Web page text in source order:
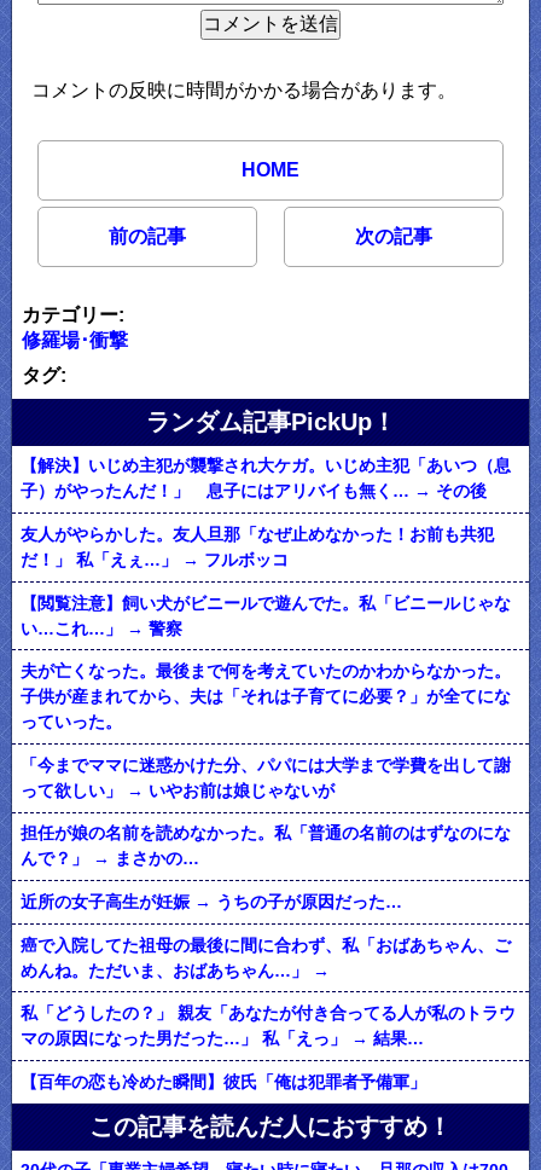
コメントの反映に時間がかかる場合があります。
HOME
前の記事 次の記事
カテゴリー:
修羅場･衝撃
タグ:
ランダム記事PickUp！
【解決】いじめ主犯が襲撃され大ケガ。いじめ主犯「あいつ（息
子）がやったんだ！」 息子にはアリバイも無く… → その後
友人がやらかした。友人旦那「なぜ止めなかった！お前も共犯
だ！」 私「えぇ…」 → フルボッコ
【閲覧注意】飼い犬がビニールで遊んでた。私「ビニールじゃな
い…これ…」 → 警察
夫が亡くなった。最後まで何を考えていたのかわからなかった。
子供が産まれてから、夫は「それは子育てに必要？」が全てにな
っていった。
「今までママに迷惑かけた分、パパには大学まで学費を出して謝
って欲しい」 → いやお前は娘じゃないが
担任が娘の名前を読めなかった。私「普通の名前のはずなのにな
んで？」 → まさかの…
近所の女子高生が妊娠 → うちの子が原因だった…
癌で入院してた祖母の最後に間に合わず、私「おばあちゃん、ご
めんね。ただいま、おばあちゃん…」 →
私「どうしたの？」 親友「あなたが付き合ってる人が私のトラウ
マの原因になった男だった…」 私「えっ」 → 結果…
【百年の恋も冷めた瞬間】彼氏「俺は犯罪者予備軍」
この記事を読んだ人におすすめ！